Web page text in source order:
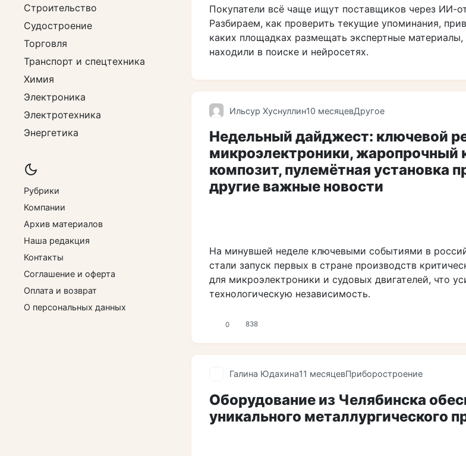
Покупатели всё чаще ищут поставщиков через ИИ-
Разбираем, как проверить текущие упоминания,
каких площадках размещать экспертные
находили в поиске и нейросетях.
Ильсур Хуснуллин10 месяцевДругое
Недельный дайджест: ключевой
микроэлектроники, жаропрочный
композит, пулемётная установка
другие важные новости
На минувшей неделе ключевыми событиями в
стали запуск первых в стране производств
для микроэлектроники и судовых двигателей, что
технологическую независимость.
0 838
Галина Юдахина11 месяцевПриборостроение
Оборудование из Челябинска
уникального металлургического
Строительство
Судостроение
Торговля
Транспорт и спецтехника
Химия
Электроника
Электротехника
Энергетика
Рубрики
Компании
Архив материалов
Наша редакция
Контакты
Соглашение и оферта
Оплата и возврат
О персональных данных